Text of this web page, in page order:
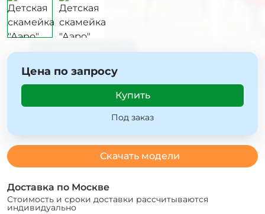
Цена по запросу
Купить
Под заказ
Скачать модели
Доставка по Москве
Стоимость и сроки доставки рассчитываются
индивидуально